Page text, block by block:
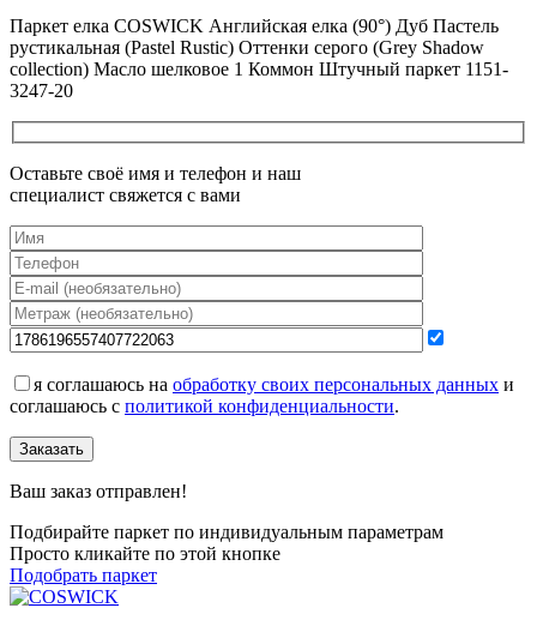
Паркет елка COSWICK Английская елка (90°) Дуб Пастель
рустикальная (Pastel Rustic) Оттенки серого (Grеy Shadow
collection) Масло шелковое 1 Коммон Штучный паркет 1151-
3247-20
Оставьте своё имя и телефон и наш
специалист свяжется с вами
я соглашаюсь на обработку своих персональных данных и
соглашаюсь с политикой конфиденциальности.
Заказать
Ваш заказ отправлен!
Подбирайте паркет по индивидуальным параметрам
Просто кликайте по этой кнопке
Подобрать паркет